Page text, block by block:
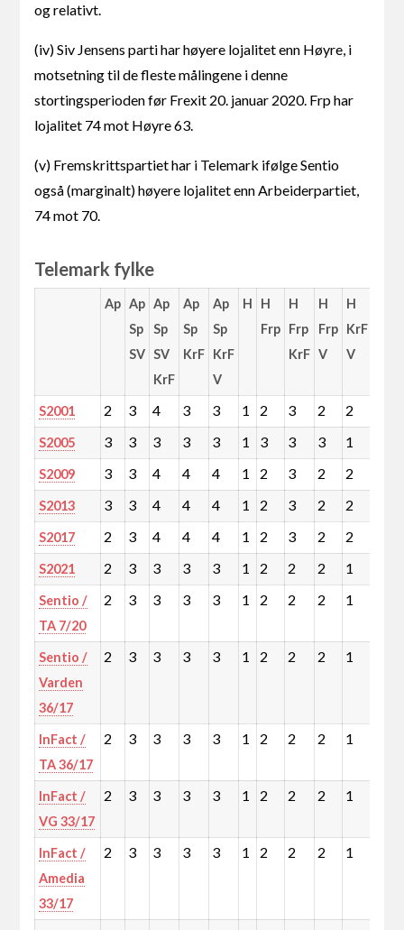
og relativt.
(iv) Siv Jensens parti har høyere lojalitet enn Høyre, i
motsetning til de fleste målingene i denne
stortingsperioden før Frexit 20. januar 2020. Frp har
lojalitet 74 mot Høyre 63.
(v) Fremskrittspartiet har i Telemark ifølge Sentio
også (marginalt) høyere lojalitet enn Arbeiderpartiet,
74 mot 70.
Telemark fylke
Ap Ap
Sp
SV
Ap
Sp
SV
KrF
Ap
Sp
KrF
Ap
Sp
KrF
V
H
H
Frp
H
Frp
KrF
H
Frp
V
H
KrF
V
S2001 2 3 4 3 3 1 2 3 2 2
S2005 3 3 3 3 3 1 3 3 3 1
S2009 3 3 4 4 4 1 2 3 2 2
S2013 3 3 4 4 4 1 2 3 2 2
S2017 2 3 4 4 4 1 2 3 2 2
S2021 2 3 3 3 3 1 2 2 2 1
Sentio /
TA 7/20
2 3 3 3 3 1 2 2 2 1
Sentio /
Varden
36/17
2 3 3 3 3 1 2 2 2 1
InFact /
TA 36/17
2 3 3 3 3 1 2 2 2 1
InFact /
VG 33/17
2 3 3 3 3 1 2 2 2 1
InFact /
Amedia
33/17
2 3 3 3 3 1 2 2 2 1